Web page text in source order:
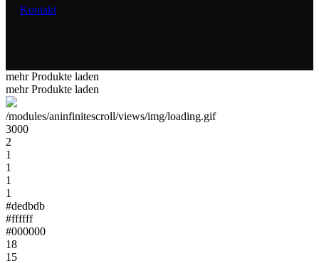
Kontakt
mehr Produkte laden
mehr Produkte laden
/modules/aninfinitescroll/views/img/loading.gif
3000
2
1
1
1
1
#dedbdb
#ffffff
#000000
18
15